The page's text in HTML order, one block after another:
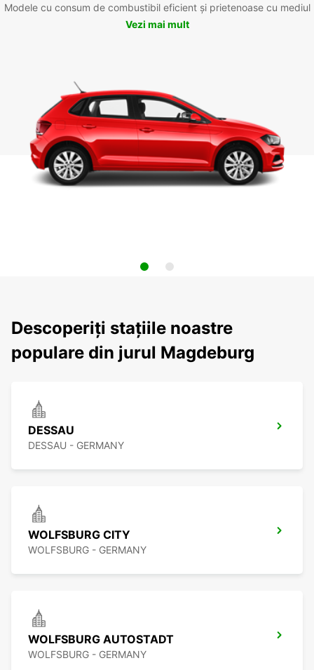
Modele cu consum de combustibil eficient și prietenoase cu mediul
Vezi mai mult
Descoperiți stațiile noastre
populare din jurul Magdeburg
DESSAU
DESSAU - GERMANY
WOLFSBURG CITY
WOLFSBURG - GERMANY
WOLFSBURG AUTOSTADT
WOLFSBURG - GERMANY